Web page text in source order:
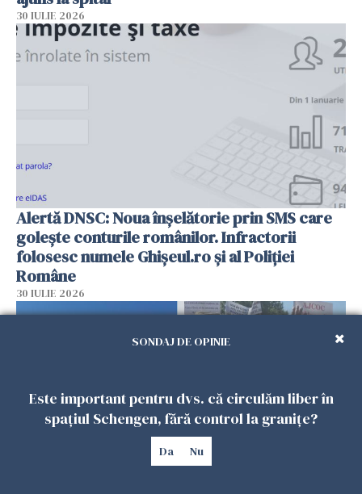
30 IULIE 2026
Alertă DNSC: Noua înșelătorie prin SMS care
golește conturile românilor. Infractorii
folosesc numele Ghișeul.ro și al Poliției
Române
30 IULIE 2026
SONDAJ DE OPINIE
Este important pentru dvs. că circulăm liber în
spațiul Schengen, fără control la granițe?
Da Nu